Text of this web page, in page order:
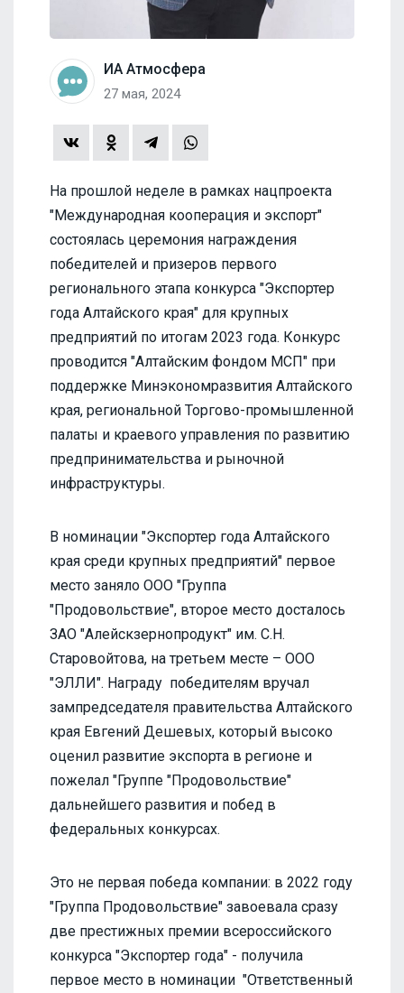
ИА Атмосфера
27 мая, 2024
На прошлой неделе в рамках нацпроекта
"Международная кооперация и экспорт"
состоялась церемония награждения
победителей и призеров первого
регионального этапа конкурса "Экспортер
года Алтайского края" для крупных
предприятий по итогам 2023 года. Конкурс
проводится "Алтайским фондом МСП" при
поддержке Минэкономразвития Алтайского
края, региональной Торгово-промышленной
палаты и краевого управления по развитию
предпринимательства и рыночной
инфраструктуры.
В номинации "Экспортер года Алтайского
края среди крупных предприятий" первое
место заняло ООО "Группа
"Продовольствие", второе место досталось
ЗАО "Алейскзернопродукт" им. С.Н.
Старовойтова, на третьем месте – ООО
"ЭЛЛИ". Награду победителям вручал
зампредседателя правительства Алтайского
края Евгений Дешевых, который высоко
оценил развитие экспорта в регионе и
пожелал "Группе "Продовольствие"
дальнейшего развития и побед в
федеральных конкурсах.
Это не первая победа компании: в 2022 году
"Группа Продовольствие" завоевала сразу
две престижных премии всероссийского
конкурса "Экспортер года" - получила
первое место в номинации "Ответственный